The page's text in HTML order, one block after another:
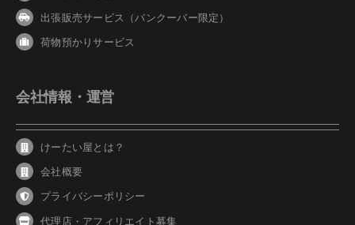
出張販売サービス（バンクーバー限定）
荷物預かりサービス
会社情報・運営
けーたい屋とは？
会社概要
プライバシーポリシー
代理店・アフィリエイト募集